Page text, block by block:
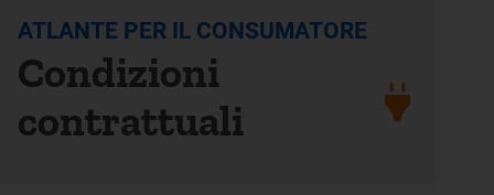
ATLANTE PER IL CONSUMATORE
Condizioni
contrattuali